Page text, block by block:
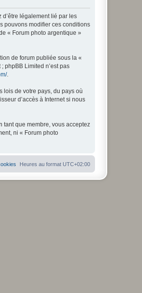
légalement lié par les
pouvons modifier ces conditions
« Forum photo argentique »
de forum publiée sous la «
phpBB Limited n’est pas
.
lois de votre pays, du pays où
d’accès à Internet si nous
tant que membre, vous acceptez
ni « Forum photo
Heures au format UTC+02:00